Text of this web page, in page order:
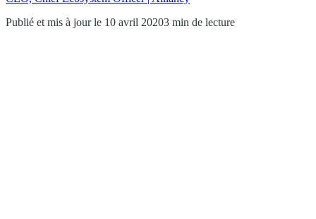
Publié et mis à jour le 10 avril 20203 min de lecture